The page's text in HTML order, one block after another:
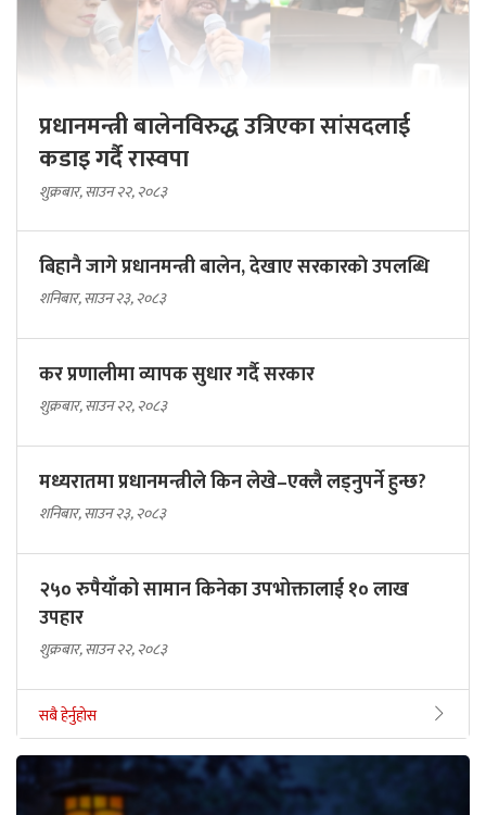
प्रधानमन्त्री बालेनविरुद्ध उत्रिएका सांसदलाई
कडाइ गर्दै रास्वपा
शुक्रबार, साउन २२, २०८३
बिहानै जागे प्रधानमन्त्री बालेन, देखाए सरकारकाे उपलब्धि
शनिबार, साउन २३, २०८३
कर प्रणालीमा व्यापक सुधार गर्दै सरकार
शुक्रबार, साउन २२, २०८३
मध्यरातमा प्रधानमन्त्रीले किन लेखे–एक्लै लड्नुपर्ने हुन्छ?
शनिबार, साउन २३, २०८३
२५० रुपैयाँको सामान किनेका उपभोक्तालाई १० लाख
उपहार
शुक्रबार, साउन २२, २०८३
सबै हेर्नुहोस